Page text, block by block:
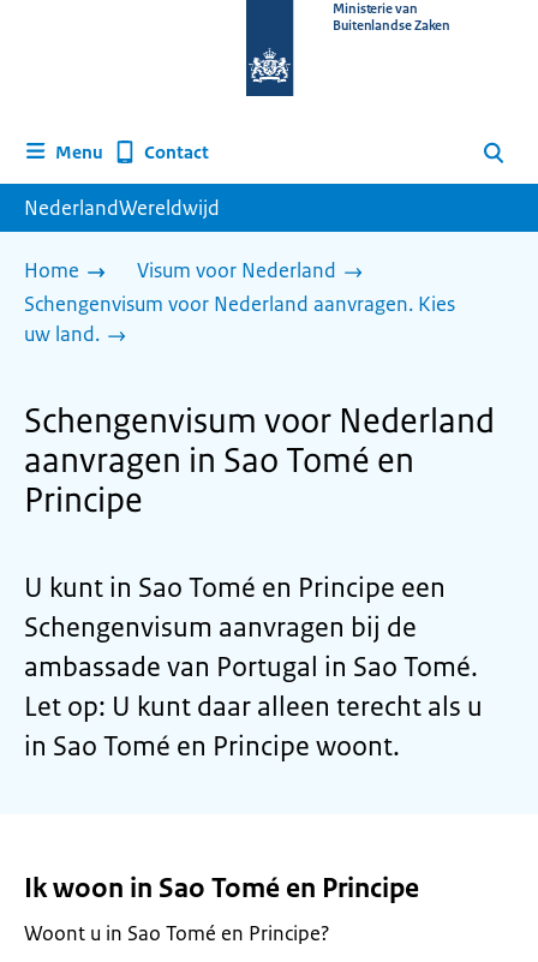
homepage
Ministerie van
Buitenlandse Zaken
Menu Contact Zoeken
NederlandWereldwijd
Home
Visum voor Nederland
Schengenvisum voor Nederland aanvragen. Kies
uw land.
Schengenvisum voor Nederland
aanvragen in Sao Tomé en
Principe
U kunt in Sao Tomé en Principe een
Schengenvisum aanvragen bij de
ambassade van Portugal in Sao Tomé.
Let op: U kunt daar alleen terecht als u
in Sao Tomé en Principe woont.
Ik woon in Sao Tomé en Principe
Woont u in Sao Tomé en Principe?